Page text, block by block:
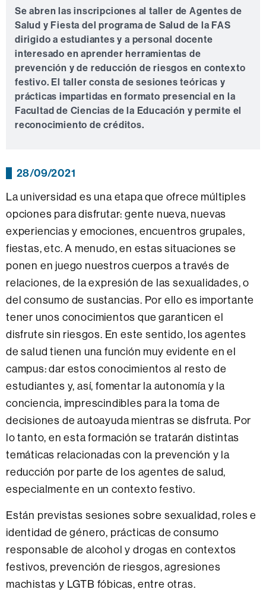
Se abren las inscripciones al taller de Agentes de
Salud y Fiesta del programa de Salud de la FAS
dirigido a estudiantes y a personal docente
interesado en aprender herramientas de
prevención y de reducción de riesgos en contexto
festivo. El taller consta de sesiones teóricas y
prácticas impartidas en formato presencial en la
Facultad de Ciencias de la Educación y permite el
reconocimiento de créditos.
28/09/2021
La universidad es una etapa que ofrece múltiples
opciones para disfrutar: gente nueva, nuevas
experiencias y emociones, encuentros grupales,
fiestas, etc. A menudo, en estas situaciones se
ponen en juego nuestros cuerpos a través de
relaciones, de la expresión de las sexualidades, o
del consumo de sustancias. Por ello es importante
tener unos conocimientos que garanticen el
disfrute sin riesgos. En este sentido, los agentes
de salud tienen una función muy evidente en el
campus: dar estos conocimientos al resto de
estudiantes y, así, fomentar la autonomía y la
conciencia, imprescindibles para la toma de
decisiones de autoayuda mientras se disfruta. Por
lo tanto, en esta formación se tratarán distintas
temáticas relacionadas con la prevención y la
reducción por parte de los agentes de salud,
especialmente en un contexto festivo.
Están previstas sesiones sobre sexualidad, roles e
identidad de género, prácticas de consumo
responsable de alcohol y drogas en contextos
festivos, prevención de riesgos, agresiones
machistas y LGTB fóbicas, entre otras.